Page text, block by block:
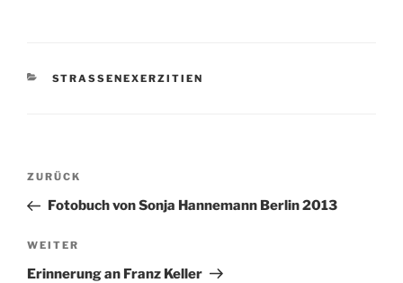
KATEGORIEN
STRASSENEXERZITIEN
Beitragsnavigation
Vorheriger
Beitrag
ZURÜCK
Fotobuch von Sonja Hannemann Berlin 2013
Nächster
Beitrag
WEITER
Erinnerung an Franz Keller